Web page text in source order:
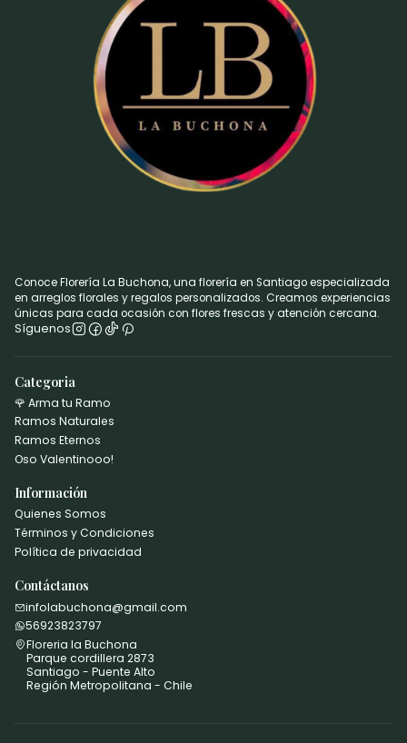
Conoce Florería La Buchona, una florería en Santiago especializada
en arreglos florales y regalos personalizados. Creamos experiencias
únicas para cada ocasión con flores frescas y atención cercana.
Síguenos
Categoria
🌹 Arma tu Ramo
Ramos Naturales
Ramos Eternos
Oso Valentinooo!
Información
Quienes Somos
Términos y Condiciones
Política de privacidad
Contáctanos
infolabuchona@gmail.com
56923823797
Floreria la Buchona
Parque cordillera 2873
Santiago - Puente Alto
Región Metropolitana - Chile